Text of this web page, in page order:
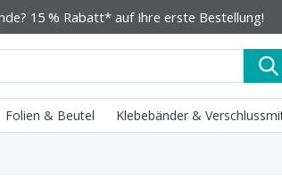
15 % Rabatt* auf Ihre erste Bestellung!
Folien & Beutel Klebebänder &